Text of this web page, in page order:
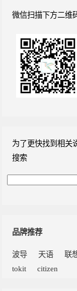
微信扫描下方二维
为了更快找到相关
搜索
品牌推荐
波导 天语 联
tokit
citizen